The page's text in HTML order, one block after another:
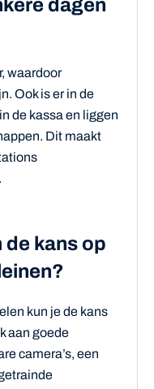
dagen
waardoor
Ook is er in de
de kassa en liggen
Dit maakt
de kans op
kun je de kans
aan goede
camera’s, een